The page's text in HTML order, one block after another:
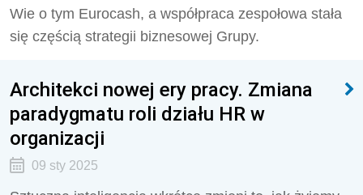
Wie o tym Eurocash, a współpraca zespołowa stała
się częścią strategii biznesowej Grupy.
Architekci nowej ery pracy. Zmiana
paradygmatu roli działu HR w
organizacji
09 sty 2025